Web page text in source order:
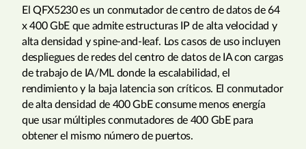
El QFX5230 es un conmutador de centro de datos de 64
x 400 GbE que admite estructuras IP de alta velocidad y
alta densidad y spine-and-leaf. Los casos de uso incluyen
despliegues de redes del centro de datos de IA con cargas
de trabajo de IA/ML donde la escalabilidad, el
rendimiento y la baja latencia son críticos. El conmutador
de alta densidad de 400 GbE consume menos energía
que usar múltiples conmutadores de 400 GbE para
obtener el mismo número de puertos.